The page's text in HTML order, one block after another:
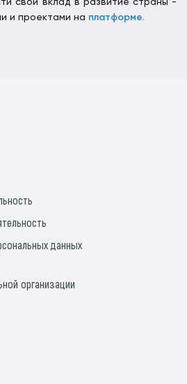
свой вклад в развитие страны -
и проектами на платформе.
данных
организации